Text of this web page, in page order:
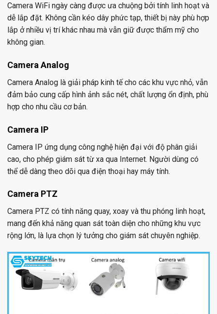
Camera WiFi ngày càng được ưa chuộng bởi tính linh hoạt và
dễ lắp đặt. Không cần kéo dây phức tạp, thiết bị này phù hợp
lắp ở nhiều vị trí khác nhau mà vẫn giữ được thẩm mỹ cho
không gian.
Camera Analog
Camera Analog là giải pháp kinh tế cho các khu vực nhỏ, vẫn
đảm bảo cung cấp hình ảnh sắc nét, chất lượng ổn định, phù
hợp cho nhu cầu cơ bản.
Camera IP
Camera IP ứng dụng công nghệ hiện đại với độ phân giải
cao, cho phép giám sát từ xa qua Internet. Người dùng có
thể dễ dàng theo dõi qua điện thoại hay máy tính.
Camera PTZ
Camera PTZ có tính năng quay, xoay và thu phóng linh hoạt,
mang đến khả năng quan sát toàn diện cho những khu vực
rộng lớn, là lựa chọn lý tưởng cho giám sát chuyên nghiệp.